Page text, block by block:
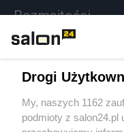
Rozmaitości
Sport
Społeczeństwo
Drogi
My, naszych 1162
podmioty z salon24.pl